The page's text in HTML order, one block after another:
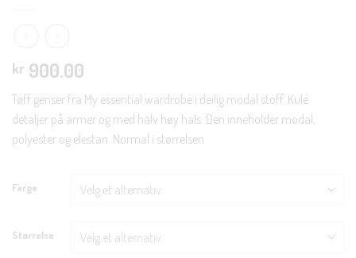
kr 900.00
Tøff genser fra My essential wardrobe i deilig modal stoff. Kule
detaljer på armer og med halv høy hals. Den inneholder modal,
polyester og elestan. Normal i størrelsen
Farge
Størrelse